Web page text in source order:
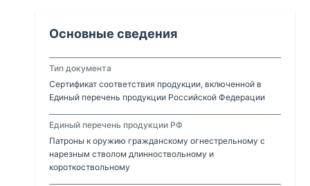
Основные сведения
Тип документа
Сертификат соответствия продукции, включенной в
Единый перечень продукции Российской Федерации
Единый перечень продукции РФ
Патроны к оружию гражданскому огнестрельному с
нарезным стволом длинноствольному и
короткоствольному